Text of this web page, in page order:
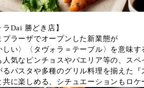
ラDai 勝どき店】
プラーザでオープンした新業態が
しい〉〈タヴォラ＝テーブル〉を意味す
人気なピンチョスやパエリア等の、スペ
パスタや多種のグリル料理を揃えた
に楽しめる、シチュエーションもロケ